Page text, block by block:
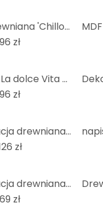
Dekoracja drewniana 'Chillout Lounge' - Nowoczesny napis MDF do stylowych pomieszczeń
96 zł
napis 3D MDF La dolce Vita - nowoczesny
96 zł
MDF - Dekoracja drewniana Hakuna Matata ze strzałkami
zł
MDF - Dekoracja drewniana - Ty i Ja
69 zł